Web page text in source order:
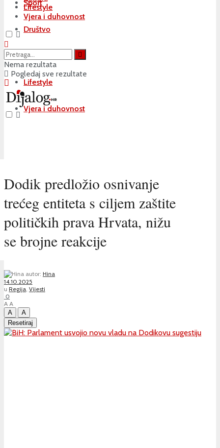
Sport
Društvo
Kultura
Lifestyle
Vjera i duhovnost
Lifestyle
Vjera i duhovnost
Nema rezultata
Pogledaj sve rezultate
Dodik predložio osnivanje
trećeg entiteta s ciljem zaštite
političkih prava Hrvata, nižu
se brojne reakcije
autor: Hina
14.10.2025
u Regija, Vijesti
0
A A
A
A
Resetiraj